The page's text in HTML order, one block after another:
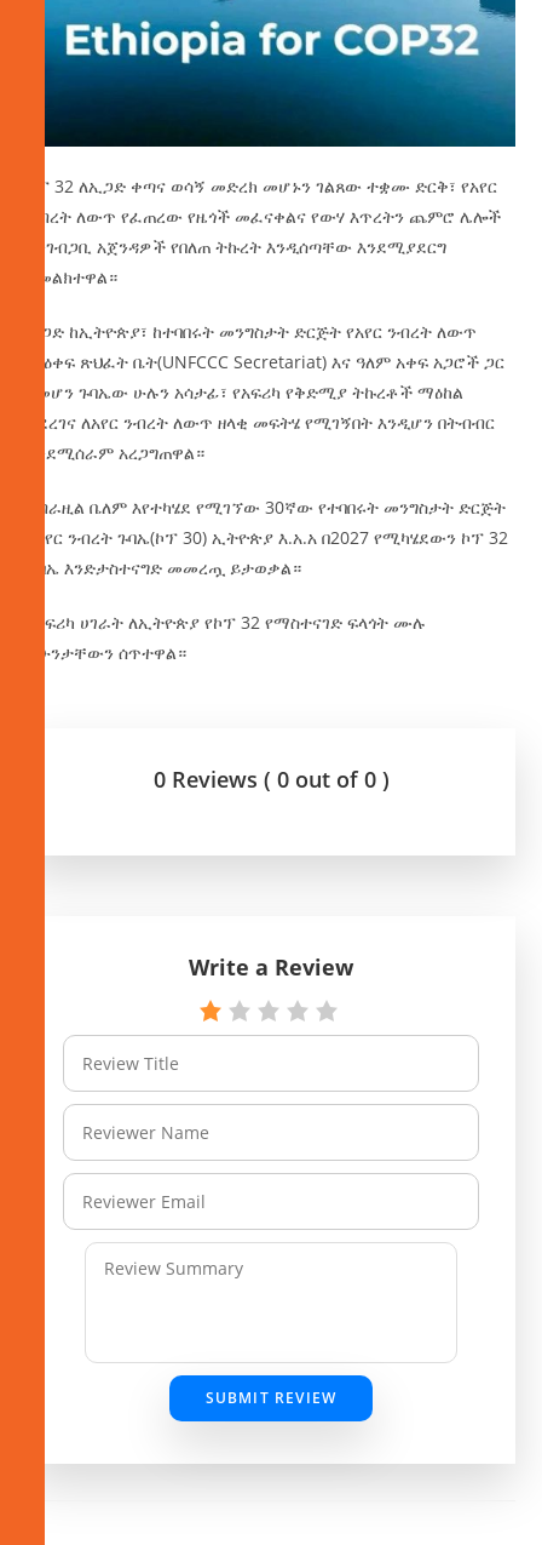
ኮፕ 32 ለኢጋድ ቀጣና ወሳኝ መድረክ መሆኑን ገልጸው ተቋሙ ድርቅ፣ የአየር
ንብረት ለውጥ የፈጠረው የዜጎች መፈናቀልና የውሃ እጥረትን ጨምሮ ሌሎች
አንገብጋቢ አጀንዳዎች የበለጠ ትኩረት እንዲሰጣቸው እንደሚያደርግ
አመልክተዋል።
ኢጋድ ከኢትዮጵያ፣ ከተባበሩት መንግስታት ድርጅት የአየር ንብረት ለውጥ
ማዕቀፍ ጽህፈት ቤት(UNFCCC Secretariat) እና ዓለም አቀፍ አጋሮች ጋር
በመሆን ጉባኤው ሁሉን አሳታፊ፣ የአፍሪካ የቅድሚያ ትኩረቶች ማዕከል
ያደረገና ለአየር ንብረት ለውጥ ዘላቂ መፍትሄ የሚገኝበት እንዲሆን በትብብር
እንደሚሰራም አረጋግጠዋል።
በብራዚል ቤለም እየተካሄደ የሚገኘው 30ኛው የተባበሩት መንግስታት ድርጅት
የአየር ንብረት ጉባኤ(ኮፕ 30) ኢትዮጵያ እ.አ.አ በ2027 የሚካሄደውን ኮፕ 32
ጉባኤ እንድታስተናግድ መመረጧ ይታወቃል።
የአፍሪካ ሀገራት ለኢትዮጵያ የኮፕ 32 የማስተናገድ ፍላጎት ሙሉ
ይሁንታቸውን ሰጥተዋል።
0 Reviews ( 0 out of 0 )
Write a Review
SUBMIT REVIEW